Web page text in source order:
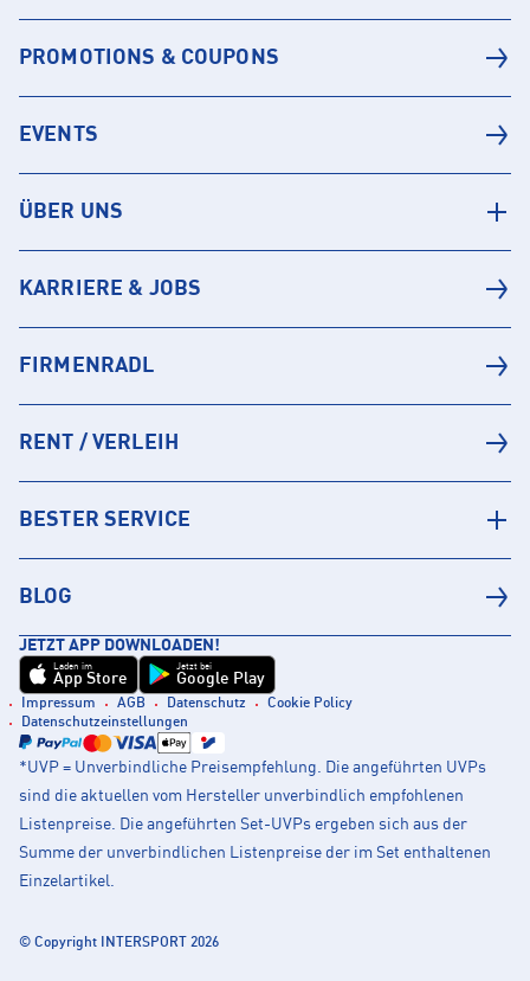
PROMOTIONS & COUPONS
EVENTS
ÜBER UNS
KARRIERE & JOBS
FIRMENRADL
RENT / VERLEIH
BESTER SERVICE
BLOG
JETZT APP DOWNLOADEN!
Laden im
App Store
Jetzt bei
Google Play
Impressum AGB Datenschutz
Cookie Policy
Datenschutzeinstellungen
*UVP = Unverbindliche Preisempfehlung. Die angeführten UVPs
sind die aktuellen vom Hersteller unverbindlich empfohlenen
Listenpreise. Die angeführten Set-UVPs ergeben sich aus der
Summe der unverbindlichen Listenpreise der im Set enthaltenen
Einzelartikel.
© Copyright INTERSPORT 2026